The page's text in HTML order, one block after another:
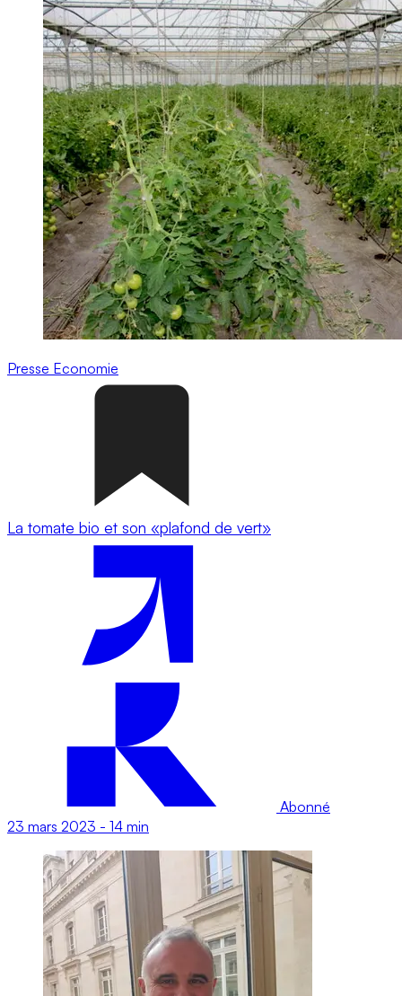
Presse Economie
La tomate bio et son «plafond de vert»
Abonné
23 mars 2023 - 14 min